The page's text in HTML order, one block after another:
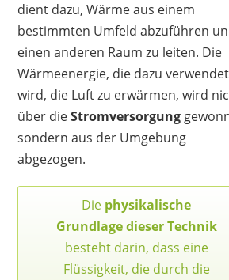
dient dazu, Wärme aus einem
bestimmten Umfeld abzuführen
einen anderen Raum zu leiten. Die
Wärmeenergie, die dazu verwendet
wird, die Luft zu erwärmen, wird
über dieStromversorgung
sondern aus der Umgebung
abgezogen.
Die physikalische
Grundlage dieser Technik
besteht darin, dass eine
Flüssigkeit, die durch die